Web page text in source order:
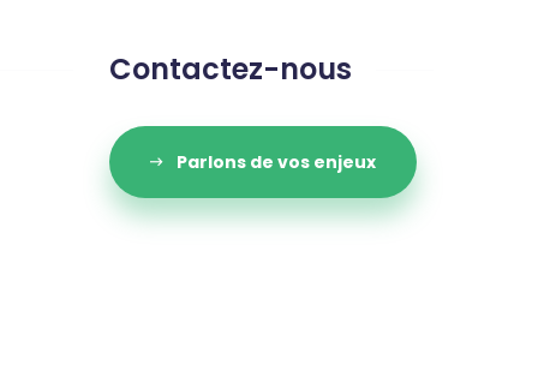
Contactez-nous
Parlons de vos enjeux